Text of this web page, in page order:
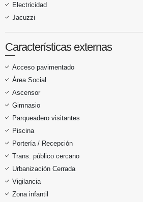
Electricidad
Jacuzzi
Características externas
Acceso pavimentado
Área Social
Ascensor
Gimnasio
Parqueadero visitantes
Piscina
Portería / Recepción
Trans. público cercano
Urbanización Cerrada
Vigilancia
Zona infantil